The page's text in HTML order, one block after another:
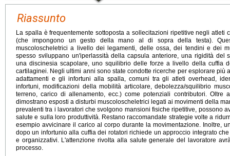
Riassunto
La spalla è frequentemente sottoposta a sollecitazioni ripetitive negli atleti
(che impongono un gesto della mano al di sopra della testa).
muscoloscheletrici a livello dei legamenti, delle ossa, dei tendini e dei
spesso sviluppano un'iperlassità della capsula anteriore, una rigidità del
una discinesia scapolare, uno squilibrio delle forze a livello della cuffia
cartilaginei. Negli ultimi anni sono state condotte ricerche per esplorare più
adattamenti e gli infortuni alla spalla, comuni tra gli atleti overhead,
infortuni, modificazioni della mobilità articolare, debolezza/squilibrio
terreno, carico di allenamento, ecc.) come potenziali contributori. Oltre
dimostrano esposti a disturbi muscoloscheletrici legati ai movimenti della
prevalenti tra i lavoratori che svolgono mansioni fisiche ripetitive, possono
salute e sulla loro produttività. Restano raccomandate strategie volte a
esempio avvicinare il carico al corpo durante la movimentazione. Inoltre,
dopo un infortunio alla cuffia dei rotatori richiede un approccio integrato
e organizzativi. L'attenzione rivolta alla salute generale del lavoratore
processo.